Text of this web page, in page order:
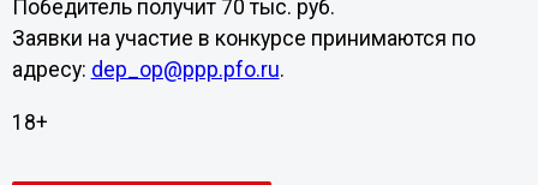
Победитель получит 70 тыс. руб.
Заявки на участие в конкурсе принимаются по
адресу: dep_op@ppp.pfo.ru.
18+